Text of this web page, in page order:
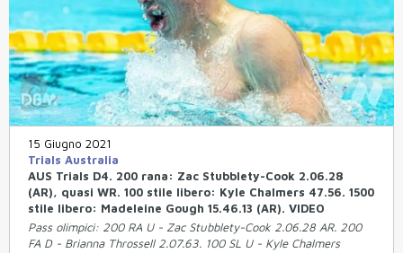
15 Giugno 2021
Trials Australia
AUS Trials D4. 200 rana: Zac Stubblety-Cook 2.06.28
(AR), quasi WR. 100 stile libero: Kyle Chalmers 47.56. 1500
stile libero: Madeleine Gough 15.46.13 (AR). VIDEO
Pass olimpici: 200 RA U - Zac Stubblety-Cook 2.06.28 AR. 200
FA D - Brianna Throssell 2.07.63. 100 SL U - Kyle Chalmers